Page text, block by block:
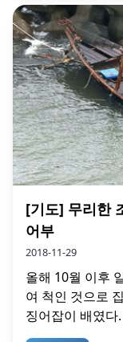
[기도] 무리한
어부
2018-11-29
올해 10월 이후
여 척인 것으로
징어잡이 배였다